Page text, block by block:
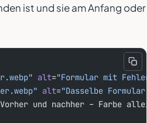
ist und sie am Anfang oder
alt="Formular mit
alt="Dasselbe
und nachher – Farbe